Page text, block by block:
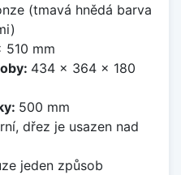
(tmavá hnědá barva
510 mm
434 x 364 x 180
500 mm
dřez je usazen nad
jeden způsob